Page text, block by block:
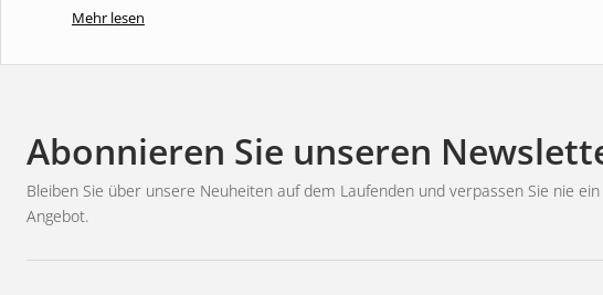
Mehr lesen
Abonnieren Sie unseren
Bleiben Sie über unsere Neuheiten auf dem Laufenden und verpassen Sie nie ein
Angebot.